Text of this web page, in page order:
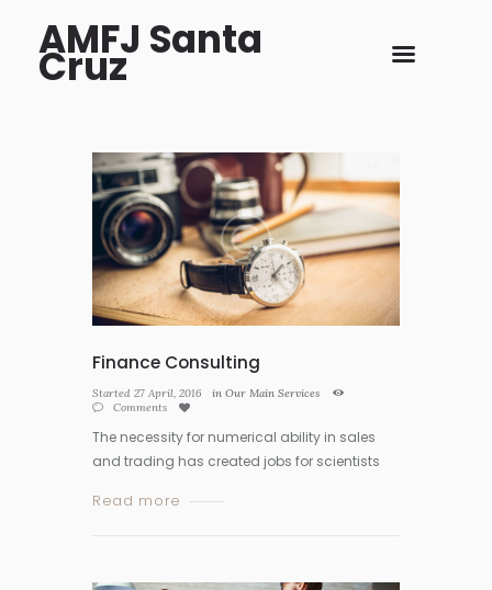
AMFJ Santa
Cruz
Finance Consulting
Started 27 April, 2016 in Our Main Services
Comments
The necessity for numerical ability in sales
and trading has created jobs for scientists
Read more